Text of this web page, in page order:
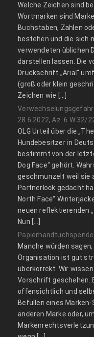
Welche Zeichen sind
Wortmarken sind
Buchstaben, Zahlen
bestehen und die sich
verwendeten üblichen
darstellen lassen. Die
Druckschrift „Arial“
(groß oder klein
Zeichen wie […]
Verwechselungsgefahr
28.6.2022, Az. 6 W 32/
OLG Urteil über die
Hundebesitzer in
bestimmt von der
Dog Face“ gehört.
geschmunzelt weil sie
Partnerlook gedacht
North Face“
neuen reflektierenden
Nun […]
Manche würden
Organisation ist gut
überkorrekt. Wir
Vorschrift geschehen.
offensichtlich und
Befüllen eines
anderen Marke oder,